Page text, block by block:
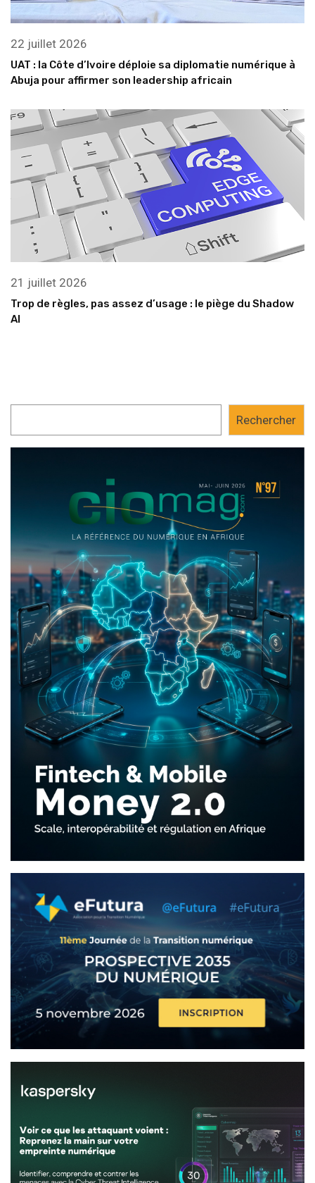
22 juillet 2026
UAT : la Côte d’Ivoire déploie sa diplomatie numérique à
Abuja pour affirmer son leadership africain
21 juillet 2026
Trop de règles, pas assez d’usage : le piège du Shadow
AI
Rechercher